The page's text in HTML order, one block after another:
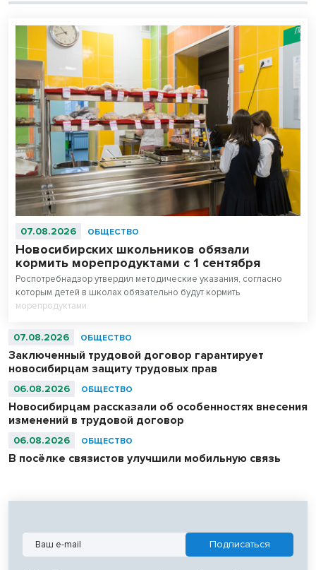
07.08.2026 ОБЩЕСТВО
Новосибирских школьников обязали
кормить морепродуктами с 1 сентября
Роспотребнадзор утвердил методические указания, согласно
которым детей в школах обязательно будут кормить
морепродуктами.
07.08.2026 ОБЩЕСТВО
Заключенный трудовой договор гарантирует
новосибирцам защиту трудовых прав
06.08.2026 ОБЩЕСТВО
Новосибирцам рассказали об особенностях внесения
изменений в трудовой договор
06.08.2026 ОБЩЕСТВО
В посёлке связистов улучшили мобильную связь